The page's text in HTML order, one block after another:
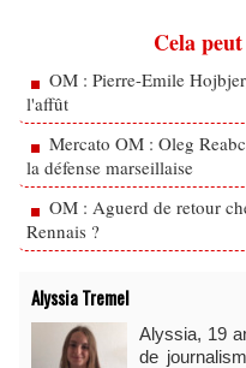
Cela
OM : Pierre-Emile
l'affût
Mercato OM : Oleg
la défense marseillaise
OM : Aguerd de retour
Rennais ?
Alyssia Tremel
Alyssia, 19
de